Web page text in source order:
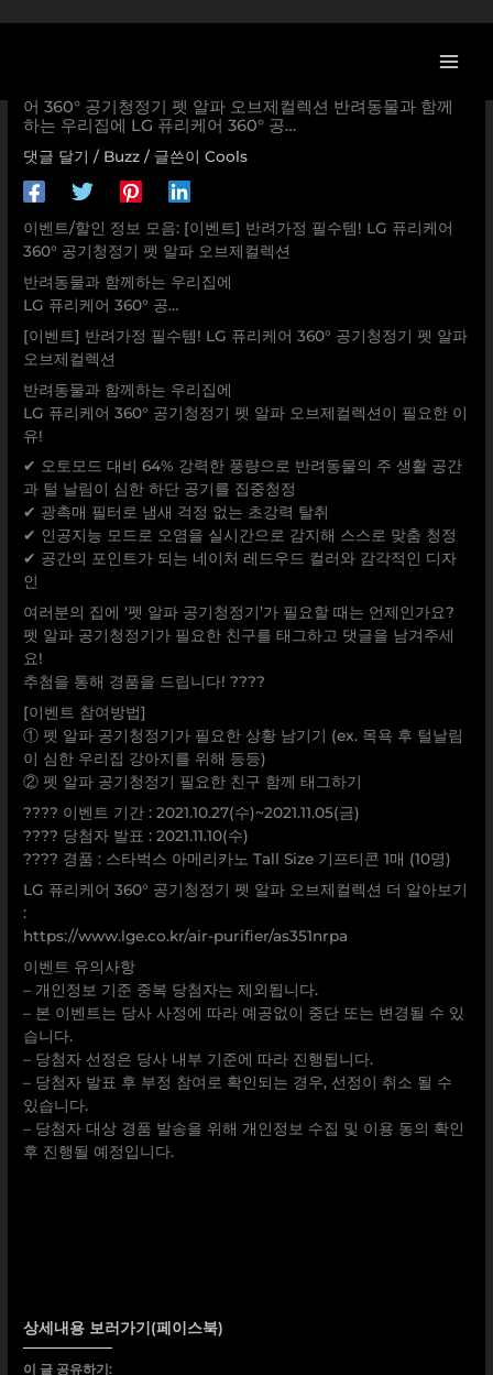
로
어 360° 공기청정기 펫 알파 오브제컬렉션 반려동물과 함께
하는 우리집에 LG 퓨리케어 360° 공…
댓글 달기 / Buzz / 글쓴이Cools
이벤트/할인 정보 모음: [이벤트] 반려가정 필수템! LG 퓨리케어
360° 공기청정기 펫 알파 오브제컬렉션
반려동물과 함께하는 우리집에
LG 퓨리케어 360° 공…
[이벤트] 반려가정 필수템! LG 퓨리케어 360° 공기청정기 펫 알파
오브제컬렉션
반려동물과 함께하는 우리집에
LG 퓨리케어 360° 공기청정기 펫 알파 오브제컬렉션이 필요한 이
유!
✔ 오토모드 대비 64% 강력한 풍량으로 반려동물의 주 생활 공간
과 털 날림이 심한 하단 공기를 집중청정
✔ 광촉매 필터로 냄새 걱정 없는 초강력 탈취
✔ 인공지능 모드로 오염을 실시간으로 감지해 스스로 맞춤 청정
✔ 공간의 포인트가 되는 네이처 레드우드 컬러와 감각적인 디자
인
여러분의 집에 ‘펫 알파 공기청정기’가 필요할 때는 언제인가요?
펫 알파 공기청정기가 필요한 친구를 태그하고 댓글을 남겨주세
요!
추첨을 통해 경품을 드립니다! ????
[이벤트 참여방법]
① 펫 알파 공기청정기가 필요한 상황 남기기 (ex. 목욕 후 털날림
이 심한 우리집 강아지를 위해 등등)
② 펫 알파 공기청정기 필요한 친구 함께 태그하기
???? 이벤트 기간 : 2021.10.27(수)~2021.11.05(금)
???? 당첨자 발표 : 2021.11.10(수)
???? 경품 : 스타벅스 아메리카노 Tall Size 기프티콘 1매 (10명)
LG 퓨리케어 360° 공기청정기 펫 알파 오브제컬렉션 더 알아보기
:
https://www.lge.co.kr/air-purifier/as351nrpa
이벤트 유의사항
– 개인정보 기준 중복 당첨자는 제외됩니다.
– 본 이벤트는 당사 사정에 따라 예공없이 중단 또는 변경될 수 있
습니다.
– 당첨자 선정은 당사 내부 기준에 따라 진행됩니다.
– 당첨자 발표 후 부정 참여로 확인되는 경우, 선정이 취소 될 수
있습니다.
– 당첨자 대상 경품 발송을 위해 개인정보 수집 및 이용 동의 확인
후 진행될 예정입니다.
상세내용 보러가기(페이스북)
이 글 공유하기: